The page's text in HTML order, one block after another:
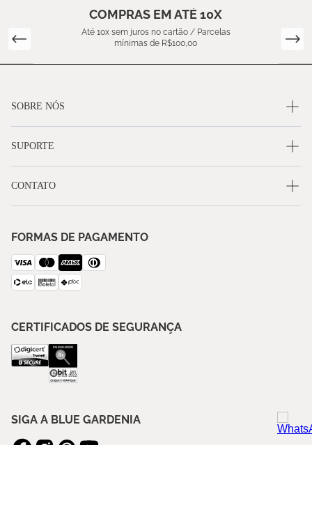
COMPRAS EM ATÉ 10X
Até 10x sem juros no cartão / Parcelas
mínimas de R$100,00
SOBRE NÓS
SUPORTE
CONTATO
FORMAS DE PAGAMENTO
CERTIFICADOS DE SEGURANÇA
SIGA A BLUE GARDENIA